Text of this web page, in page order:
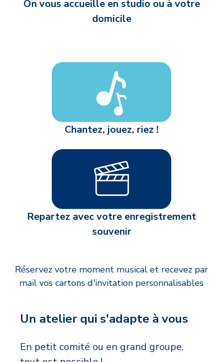
On vous accueille en studio ou à votre
domicile
Chantez, jouez, riez !
Repartez avec votre enregistrement
souvenir
Réservez votre moment musical et recevez par
mail vos cartons d'invitation personnalisables
Un atelier qui s'adapte à vous
En petit comité ou en grand groupe,